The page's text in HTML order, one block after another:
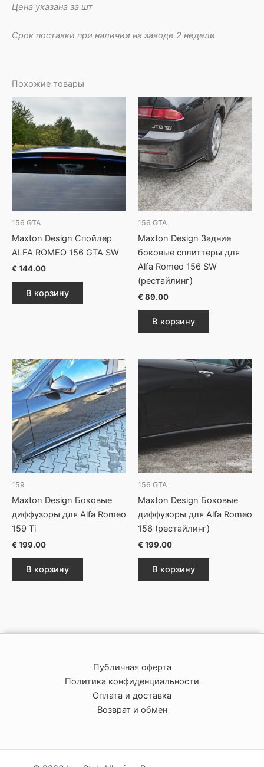
Цена указана за шт
Срок поставки при наличии на заводе 2 недели
Похожие товары
156 GTA
Maxton Design Спойлер
ALFA ROMEO 156 GTA SW
€ 144.00
В корзину
156 GTA
Maxton Design Задние
боковые сплиттеры для
Alfa Romeo 156 SW
(рестайлинг)
€ 89.00
В корзину
159
Maxton Design Боковые
диффузоры для Alfa Romeo
159 Ti
€ 199.00
В корзину
156 GTA
Maxton Design Боковые
диффузоры для Alfa Romeo
156 (рестайлинг)
€ 199.00
В корзину
Публичная оферта
Политика конфиденциальности
Оплата и доставка
Возврат и обмен